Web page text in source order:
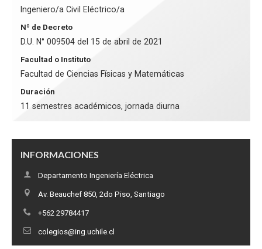
INFORMACIONES
Departamento Ingeniería Eléctrica
Av. Beauchef 850, 2do Piso, Santiago
+562 29784417
colegios@ing.uchile.cl
Ingeniero/a Civil Eléctrico/a
Nº de Decreto
D.U. N° 009504 del 15 de abril de 2021
Facultad o Instituto
Facultad de Ciencias Físicas y Matemáticas
Duración
11 semestres académicos, jornada diurna